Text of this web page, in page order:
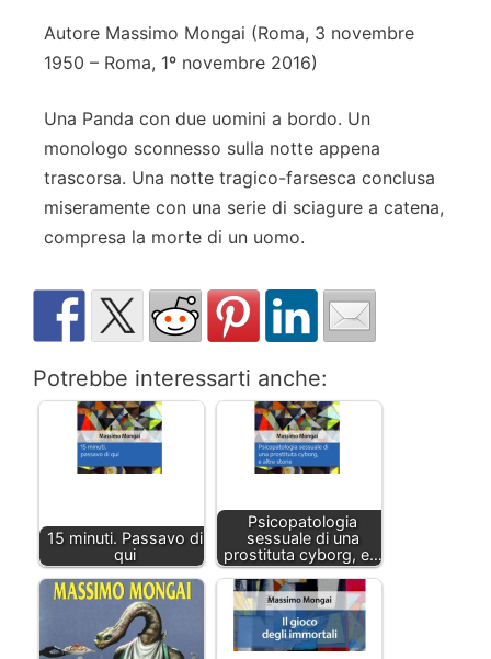
Autore Massimo Mongai (Roma, 3 novembre
1950 – Roma, 1º novembre 2016)
Una Panda con due uomini a bordo. Un
monologo sconnesso sulla notte appena
trascorsa. Una notte tragico-farsesca conclusa
miseramente con una serie di sciagure a catena,
compresa la morte di un uomo.
Potrebbe interessarti anche:
15 minuti. Passavo di
qui
Psicopatologia
sessuale di una
prostituta cyborg, e…